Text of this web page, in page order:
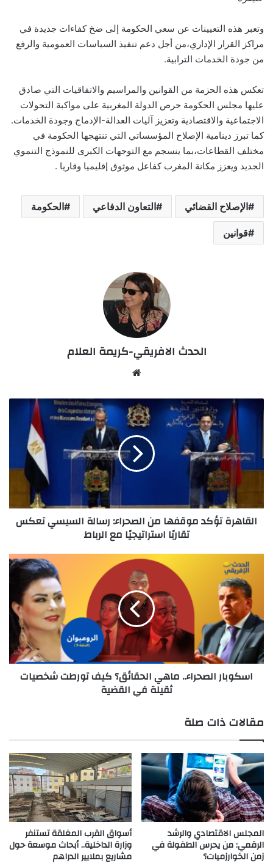
وتعبر هذه التعيينات عن سعي الحكومة إلى ضخ كفاءات جديدة في
مراكز القرار الإداري،من أجل دعم تنفيذ السياسات العمومية والرفع
من جودة الخدمات الترابية.
تعكس هذه الحزمة من القوانين والمراسيم والاتفاقيات التي صادق
عليها مجلس الحكومة حرص الدولة المغربية على مواكبة التحولات
الاجتماعية والاقتصادية وتعزيز آليات العدالة-الإدماج وجودة الخدمات.
كما تبرز دينامية الإصلاح المؤسساتي التي تنتهجها الحكومة في
مختلف القطاعات،بما ينسجم مع التوجهات الكبرى للنموذج التنموي
الجديد ويعزز مكانة المغرب كفاعل موثوق إقليميا وقاريا .
الإصلاح القضائي التعاون الدفاعي الحكومة
قوانين
الحدث الافريقي-كريمة العلام
القاهرة
تؤكد
الصحراء:
رسالة
السيسي
تقاربًا
استراتيجيًا
القاهرة تؤكد موقفها من الصحراء: رسالة السيسي تعكس
تقاربًا استراتيجيًا مع الرباط
الصحراء..
ماهي
الحقائق؟
كيف
تورطت
شخصيات
ثقيلة
في
القضية
اسكوبار الصحراء.. ماهي الحقائق؟ كيف تورطت شخصيات
ثقيلة في القضية
مقالات ذات صلة
المجلس الاقتصادي والرشد
الرقمي: من يحرس الطفولة في
زمن الخوارزميات؟
أسواق القرب المغلقة تستنفر
وزارة الداخلية.. أبحاث موسعة حول
مشاريع بملايير الدراهم